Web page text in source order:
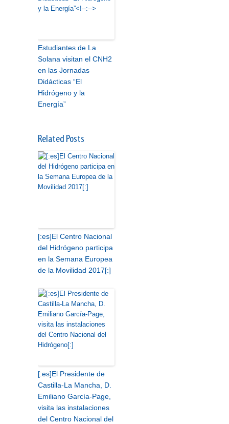
Estudiantes de La
Solana visitan el CNH2
en las Jornadas
Didácticas “El
Hidrógeno y la
Energía”
Related Posts
[:es]El Centro Nacional
del Hidrógeno participa
en la Semana Europea
de la Movilidad 2017[:]
[:es]El Presidente de
Castilla-La Mancha, D.
Emiliano García-Page,
visita las instalaciones
del Centro Nacional del